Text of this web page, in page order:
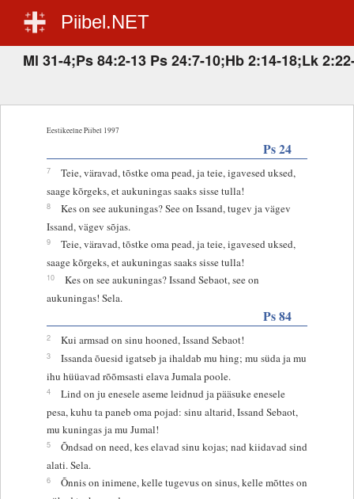
Piibel.NET
Ml 31-4;Ps 84:2-13 Ps 24:7-10;Hb 2:14-18;Lk
Eestikeelne Piibel 1997
Ps 24
7
Teie, väravad, tõstke oma pead, ja teie, igavesed uksed,
saage kõrgeks, et aukuningas saaks sisse tulla!
8
Kes on see aukuningas? See on Issand, tugev ja vägev
Issand, vägev sõjas.
9
Teie, väravad, tõstke oma pead, ja teie, igavesed uksed,
saage kõrgeks, et aukuningas saaks sisse tulla!
10
Kes on see aukuningas? Issand Sebaot, see on
aukuningas! Sela.
Ps 84
2 Kui armsad on sinu hooned, Issand Sebaot!
3
Issanda õuesid igatseb ja ihaldab mu hing; mu süda ja mu
ihu hüüavad rõõmsasti elava Jumala poole.
4
Lind on ju enesele aseme leidnud ja pääsuke enesele
pesa, kuhu ta paneb oma pojad: sinu altarid, Issand Sebaot,
mu kuningas ja mu Jumal!
5
Õndsad on need, kes elavad sinu kojas; nad kiidavad sind
alati. Sela.
6
Õnnis on inimene, kelle tugevus on sinus, kelle mõttes on